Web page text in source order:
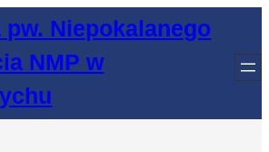
pw. Niepokalanego
NMP w